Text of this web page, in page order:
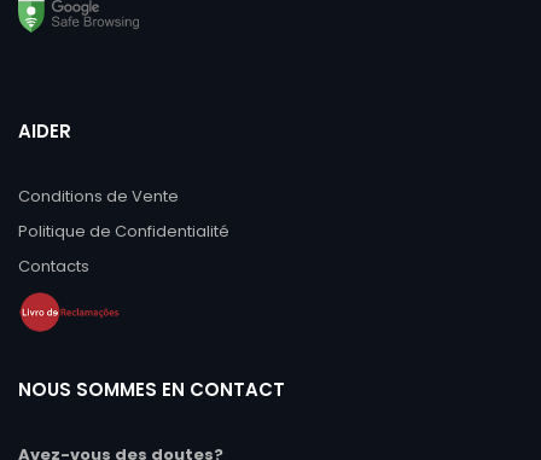
AIDER
Conditions de Vente
Politique de Confidentialité
Contacts
NOUS SOMMES EN CONTACT
Avez-vous des doutes?